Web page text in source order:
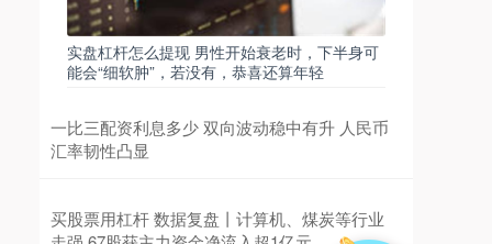
实盘杠杆怎么提现 男性开始衰老时，下半身可
能会“细软肿”，若没有，恭喜还算年轻
一比三配资利息多少 双向波动稳中有升 人民币
汇率韧性凸显
买股票用杠杆 数据复盘丨计算机、煤炭等行业